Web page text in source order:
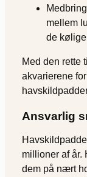
mellem
de
Med den rette
akvarierene
Ansvarlig
millioner af år.
dem på nært